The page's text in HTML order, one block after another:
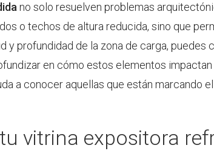
no solo resuelven problemas
o techos de altura reducida, sino que
y profundidad de la zona de carga,
en cómo estos elementos
a conocer aquellas que están marcando
vitrina expositora